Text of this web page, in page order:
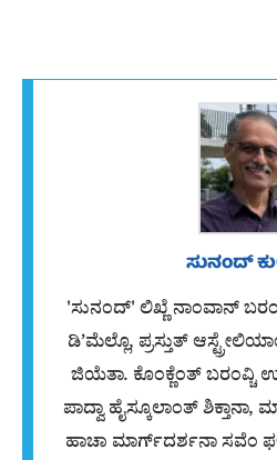
ಸುನಂದ್
'ಸುನಂದ್' ಲಿಖ್ಣೆ ನಾಂವಾನ್
ಡಿ’ಮೆಲ್ಲೊ, ಪ್ರಸ್ತುತ್
ಜಿಯೆತಾ. ಕೊಂಕ್ಣೆಂತ್ ಬರಂವ್ಚಿ
ಪಾದ್ವಾ ಹೈಸ್ಕೂಲಾಂತ್
ಹಾಚಾ ಮಾರ್ಗ್‌ದರ್ಶನಾ ಸವೆಂ